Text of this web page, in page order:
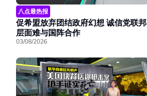
八点最热报
促希盟放弃团结政府幻想 诚信党联邦
层面难与国阵合作
03/08/2026